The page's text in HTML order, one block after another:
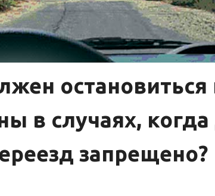
в случаях,
запрещено?